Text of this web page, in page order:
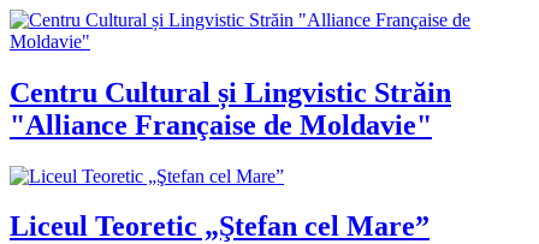
Centru Cultural și Lingvistic Străin
"Alliance Française de Moldavie"
Liceul Teoretic „Ştefan cel Mare”